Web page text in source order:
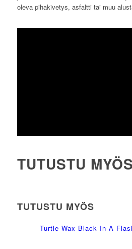
oleva pihakivetys, asfaltti tai muu
TUTUSTU MYÖS
TUTUSTU MYÖS
Turtle Wax Black In A